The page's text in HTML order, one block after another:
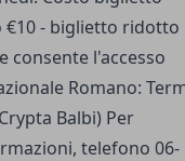
- biglietto ridotto
consente l'accesso
Romano:
Balbi) Per
telefono 06-